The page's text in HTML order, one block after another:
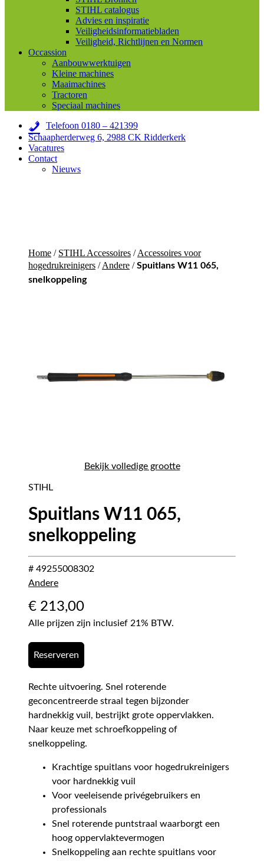
STIHL catalogus
Advies en inspiratie
Veiligheidsinformatiebladen
Veiligheid, Richtlijnen en Normen
Occassion
Aanbouwwerktuigen
Kleine machines
Maaimachines
Tractoren
Speciaal machines
Telefoon 0180 – 421399
Schaapherderweg 6, 2988 CK Ridderkerk
Vacatures
Contact
Nieuws
Home / STIHL Accessoires /Accessoires voor
hogedrukreinigers /Andere /Spuitlans W11 065,
snelkoppeling
Bekijk volledige grootte
STIHL
Spuitlans W11 065,
snelkoppeling
# 49255008302
Andere
€ 213,00
Alle prijzen zijn inclusief 21% BTW.
Reserveren
Rechte uitvoering. Snel roterende
geconcentreerde straal tegen bijzonder
hardnekkig vuil, bestrijkt grote oppervlakken.
Naar keuze met schroefkoppeling of
snelkoppeling.
Krachtige spuitlans voor hogedrukreinigers
voor hardnekkig vuil
Voor veeleisende privégebruikers en
professionals
Snel roterende puntstraal waarborgt een
hoog oppervlaktevermogen
Snelkoppeling aan rechte spuitlans voor